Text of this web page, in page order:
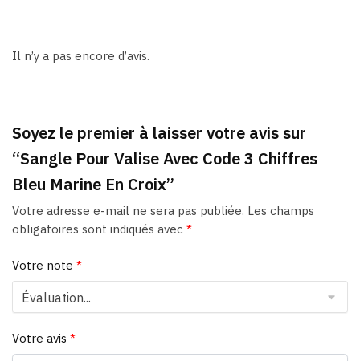
Il n’y a pas encore d’avis.
Soyez le premier à laisser votre avis sur
“Sangle Pour Valise Avec Code 3 Chiffres
Bleu Marine En Croix”
Votre adresse e-mail ne sera pas publiée. Les champs
obligatoires sont indiqués avec *
Votre note *
Votre avis *